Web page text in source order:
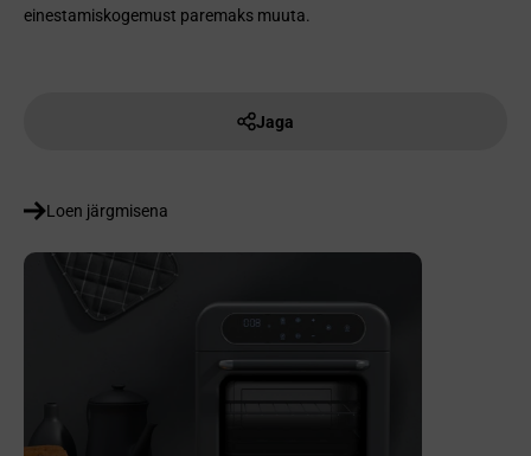
einestamiskogemust paremaks muuta.
Jaga
Loen järgmisena